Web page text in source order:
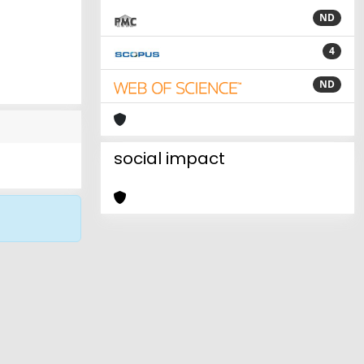
ND
4
ND
social impact